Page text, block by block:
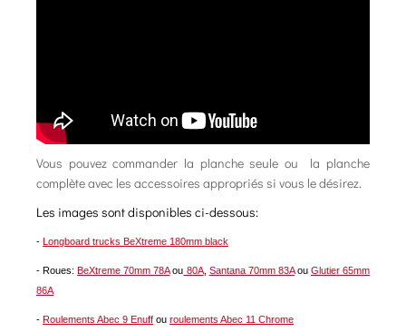
Vous pouvez commander la planche seule ou la planche
complète avec les accessoires appropriés si vous le désirez.
Les images sont disponibles ci-dessous:
- Longboard trucks BeXtreme 180mm black
- Roues: BeXtreme 70mm 78A ou 80A, Santana 70mm 83A ou Glutier 65mm
86A
- Roulements Abec 9 Enuff ou roulements Abec 11 Chrome